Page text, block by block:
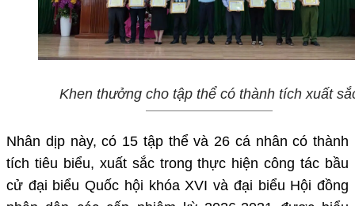
Khen thưởng cho tập thể có thành tích xuất
Nhân dịp này, có 15 tập thể và 26 cá nhân có thành
tích tiêu biểu, xuất sắc trong thực hiện công tác bầu
cử đại biểu Quốc hội khóa XVI và đại biểu Hội đồng